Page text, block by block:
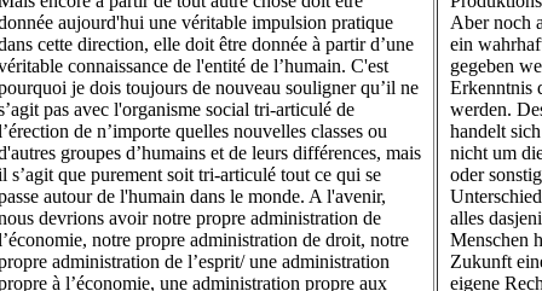
aujourd'hui une véritable impulsion pratique
cette direction, elle doit être donnée à partir d’une
connaissance de l'entité de l’humain. C'est
je dois toujours de nouveau souligner qu’il ne
pas avec l'organisme social tri-articulé de
de n’importe quelles nouvelles classes ou
groupes d’humains et de leurs différences, mais
s’agit que purement soit tri-articulé tout ce qui se
autour de l'humain dans le monde. A l'avenir,
devrions avoir notre propre administration de
notre propre administration de droit, notre
administration de l’esprit/ une administration
à l’économie, une administration propre aux
Aber noch
ein
gegeben
Erkenntnis
werden.
handelt
nicht um
oder
alles
Menschen
Zukunft
eigene